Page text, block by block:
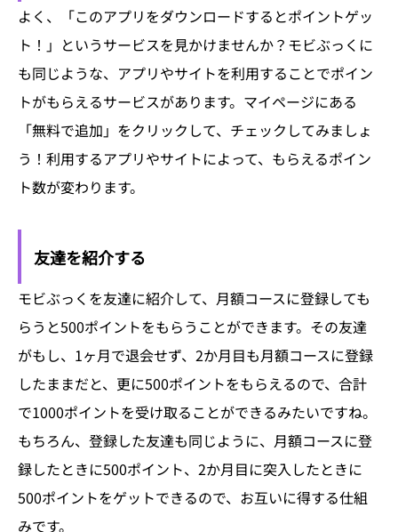
よく、「このアプリをダウンロードするとポイントゲッ
ト！」というサービスを見かけませんか？モビぶっくに
も同じような、アプリやサイトを利用することでポイン
トがもらえるサービスがあります。マイページにある
「無料で追加」をクリックして、チェックしてみましょ
う！利用するアプリやサイトによって、もらえるポイン
ト数が変わります。
友達を紹介する
モビぶっくを友達に紹介して、月額コースに登録しても
らうと500ポイントをもらうことができます。その友達
がもし、1ヶ月で退会せず、2か月目も月額コースに登録
したままだと、更に500ポイントをもらえるので、合計
で1000ポイントを受け取ることができるみたいですね。
もちろん、登録した友達も同じように、月額コースに登
録したときに500ポイント、2か月目に突入したときに
500ポイントをゲットできるので、お互いに得する仕組
みです。